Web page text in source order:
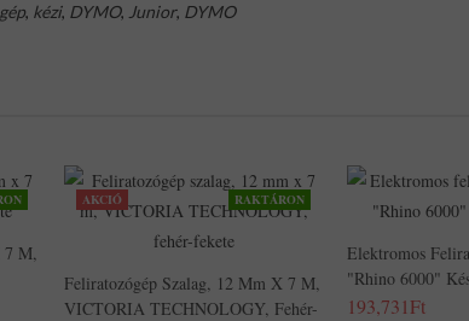
, kézi, DYMO, Junior, DYMO
7 M,
AKCIÓ RAKTÁRON
Feliratozógép Szalag, 12 Mm X 7 M,
VICTORIA TECHNOLOGY, Fehér-
Elektromos
"Rhino 6000"
193,731Ft